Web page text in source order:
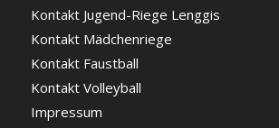
Kontakt Jugend-Riege Lenggis
Kontakt Mädchenriege
Kontakt Faustball
Kontakt Volleyball
Impressum